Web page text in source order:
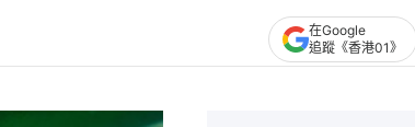
在Google
追蹤《香港01》